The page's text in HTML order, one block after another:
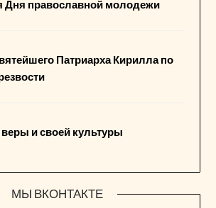
Дня православной молодежи
Патриарха Кирилла по
и своей культуры
МЫ ВКОНТАКТЕ